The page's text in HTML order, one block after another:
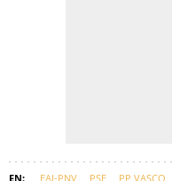
EAJ-PNV PSE PP VASCO